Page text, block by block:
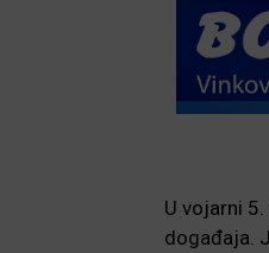
U vojarni
događaja.